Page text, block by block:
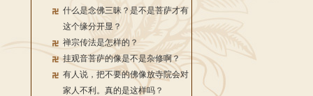
什么是念佛三昧？是不是菩萨才有
这个缘分开显？
禅宗传法是怎样的？
挂观音菩萨的像是不是杂修啊？
有人说，把不要的佛像放寺院会对
家人不利。真的是这样吗？